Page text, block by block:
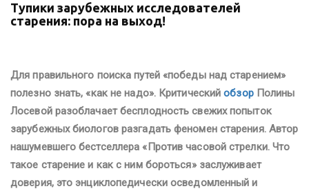
Тупики зарубежных исследователей
старения: пора на выход!
Для правильного поиска путей «победы над старением»
полезно знать, «как не надо». КритическийобзорПолины
Лосевой разоблачает бесплодность свежих попыток
зарубежных биологов разгадать феномен старения. Автор
нашумевшего бестселлера «Против часовой стрелки. Что
такое старение и как с ним бороться» заслуживает
доверия, это энциклопедически осведомленный и